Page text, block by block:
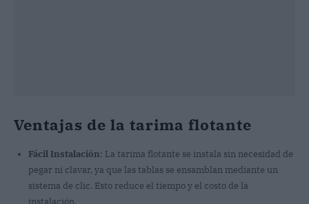
Ventajas de la tarima flotante
Fácil Instalación: La tarima flotante se instala sin necesidad de
pegar ni clavar, ya que las tablas se ensamblan mediante un
sistema de clic. Esto reduce el tiempo y el costo de la
instalación.